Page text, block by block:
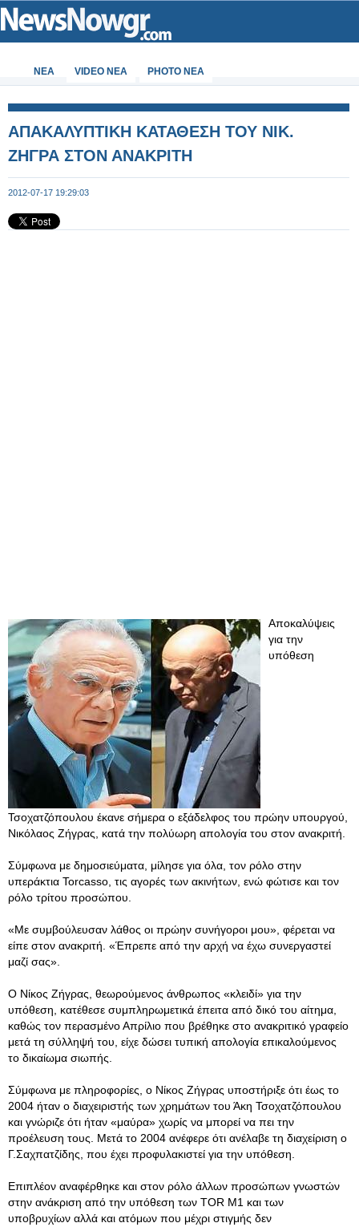
ΝΕΑ VIDEO NEA PHOTO NEA
ΑΠΑΚΑΛΥΠΤΙΚΗ ΚΑΤΑΘΕΣΗ ΤΟΥ ΝΙΚ.
ΖΗΓΡΑ ΣΤΟΝ ΑΝΑΚΡΙΤΗ
2012-07-17 19:29:03
Αποκαλύψεις
για την
υπόθεση
Τσοχατζόπουλου έκανε σήμερα ο εξάδελφος του πρώην υπουργού,
Νικόλαος Ζήγρας, κατά την πολύωρη απολογία του στον ανακριτή.
Σύμφωνα με δημοσιεύματα, μίλησε για όλα, τον ρόλο στην
υπεράκτια Torcasso, τις αγορές των ακινήτων, ενώ φώτισε και τον
ρόλο τρίτου προσώπου.
«Με συμβούλευσαν λάθος οι πρώην συνήγοροι μου», φέρεται να
είπε στον ανακριτή. «Έπρεπε από την αρχή να έχω συνεργαστεί
μαζί σας».
O Νίκος Ζήγρας, θεωρούμενος άνθρωπος «κλειδί» για την
υπόθεση, κατέθεσε συμπληρωμετικά έπειτα από δικό του αίτημα,
καθώς τον περασμένο Απρίλιο που βρέθηκε στο ανακριτικό γραφείο
μετά τη σύλληψή του, είχε δώσει τυπική απολογία επικαλούμενος
το δικαίωμα σιωπής.
Σύμφωνα με πληροφορίες, ο Νίκος Ζήγρας υποστήριξε ότι έως το
2004 ήταν ο διαχειριστής των χρημάτων του Άκη Τσοχατζόπουλου
και γνώριζε ότι ήταν «μαύρα» χωρίς να μπορεί να πει την
προέλευση τους. Μετά το 2004 ανέφερε ότι ανέλαβε τη διαχείριση ο
Γ.Σαχπατζίδης, που έχει προφυλακιστεί για την υπόθεση.
Επιπλέον αναφέρθηκε και στον ρόλο άλλων προσώπων γνωστών
στην ανάκριση από την υπόθεση των TOR M1 και των
υποβρυχίων αλλά και ατόμων που μέχρι στιγμής δεν